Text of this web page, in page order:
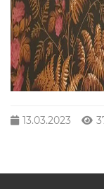
13.03.2023